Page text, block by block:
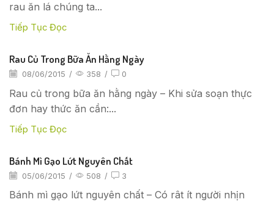
rau ăn lá chúng ta...
Tiếp Tục Đọc
Rau Củ Trong Bữa Ăn Hằng Ngày
08/06/2015 / 358 / 0
Rau củ trong bữa ăn hằng ngày – Khi sửa soạn thực
đơn hay thức ăn cần:...
Tiếp Tục Đọc
Bánh Mì Gạo Lứt Nguyên Chất
05/06/2015 / 508 / 3
Bánh mì gạo lứt nguyên chất – Có rât ít người nhịn